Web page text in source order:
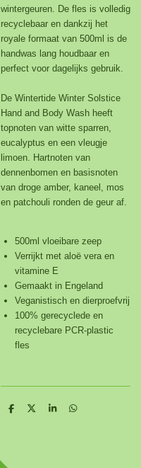
wintergeuren. De fles is volledig
recyclebaar en dankzij het
royale formaat van 500ml is de
handwas lang houdbaar en
perfect voor dagelijks gebruik.
De Wintertide Winter Solstice
Hand and Body Wash heeft
topnoten van witte sparren,
eucalyptus en een vleugje
limoen. Hartnoten van
dennenbomen en basisnoten
van droge amber, kaneel, mos
en patchouli ronden de geur af.
500ml vloeibare zeep
Verrijkt met aloë vera en
vitamine E
Gemaakt in Engeland
Veganistisch en dierproefvrij
100% gerecyclede en
recyclebare PCR-plastic
fles
D
D
S
D